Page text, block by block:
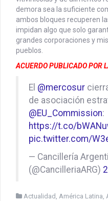
demora sea la suficiente
ambos bloques recuperen
impidan algo que solo
grandes corporaciones y
pueblos.
ACUERDO PUBLICADO POR
El @mercosur
de asociación
@EU_Commission:
https://t.co/
pic.twitter.com/
— Cancillería
(@CancilleriaARG)
Actualidad , América Latina,